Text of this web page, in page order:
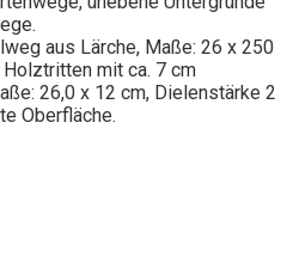
aus Lärche, Maße: 26 x 250
mit ca. 7 cm
26,0 x 12 cm, Dielenstärke 2
Oberfläche.